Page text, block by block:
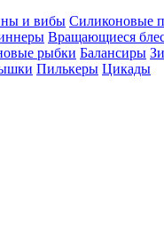
и вибы Силиконовые
Вращающиеся
рыбки Балансиры
Пилькеры Цикады